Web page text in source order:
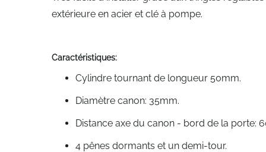
extérieure en acier et clé à pompe.
Caractéristiques:
Cylindre tournant de longueur 50mm.
Diamètre canon: 35mm.
Distance axe du canon - bord de la porte:
4 pênes dormants et un demi-tour.